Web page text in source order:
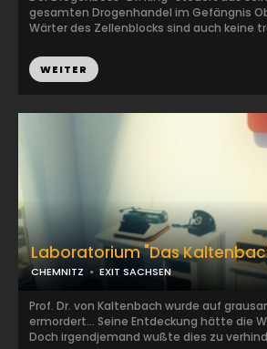
Laboratorium "Das
CHEMNITZ EXIT SACHSEN
Prof. Dr. von Kaltenbach wurde auf
ermordert... Seine Entdeckung hätte die
Doch irgendjemand wußte dies zu
gesamten Drogenhandel im Gefängnis
Wärter des Zellenblocks sind auch keine
WEITER